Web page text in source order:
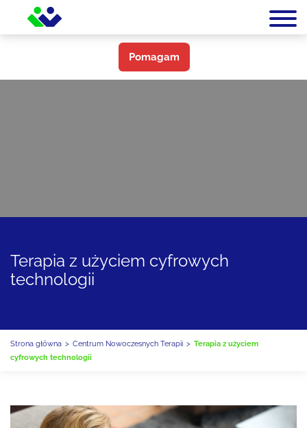
Pomagam
Terapia z użyciem cyfrowych
technologii
Strona główna > Centrum Nowoczesnych Terapii > Terapia z użyciem
cyfrowych technologii